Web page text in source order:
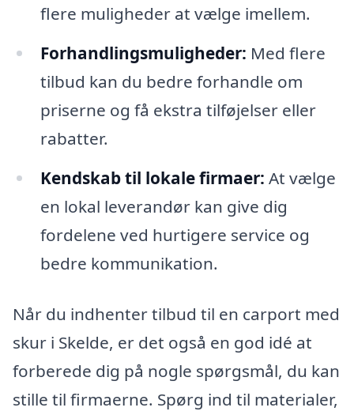
flere muligheder at vælge imellem.
Forhandlingsmuligheder: Med flere
tilbud kan du bedre forhandle om
priserne og få ekstra tilføjelser eller
rabatter.
Kendskab til lokale firmaer: At vælge
en lokal leverandør kan give dig
fordelene ved hurtigere service og
bedre kommunikation.
Når du indhenter tilbud til en carport med
skur i Skelde, er det også en god idé at
forberede dig på nogle spørgsmål, du kan
stille til firmaerne. Spørg ind til materialer,